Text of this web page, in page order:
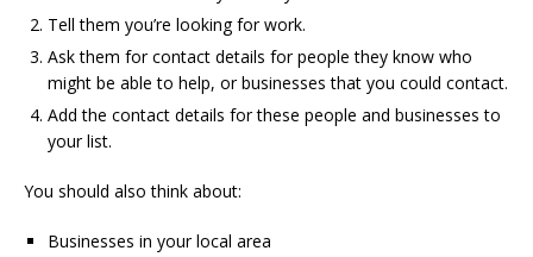
Tell them you’re looking for work.
Ask them for contact details for people they know who
might be able to help, or businesses that you could contact.
Add the contact details for these people and businesses to
your list.
You should also think about:
Businesses in your local area